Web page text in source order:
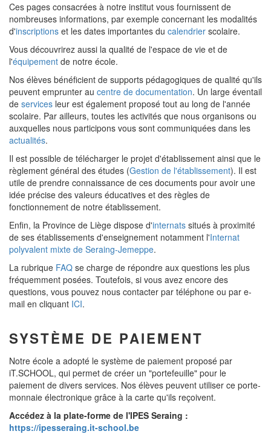
Ces pages consacrées à notre institut vous fournissent de
nombreuses informations, par exemple concernant les modalités
d'inscriptions et les dates importantes du calendrier scolaire.
Vous découvrirez aussi la qualité de l'espace de vie et de
l'équipement de notre école.
Nos élèves bénéficient de supports pédagogiques de qualité qu'ils
peuvent emprunter au centre de documentation. Un large éventail
de services leur est également proposé tout au long de l'année
scolaire. Par ailleurs, toutes les activités que nous organisons ou
auxquelles nous participons vous sont communiquées dans les
actualités.
Il est possible de télécharger le projet d'établissement ainsi que le
règlement général des études (Gestion de l'établissement). Il est
utile de prendre connaissance de ces documents pour avoir une
idée précise des valeurs éducatives et des règles de
fonctionnement de notre établissement.
Enfin, la Province de Liège dispose d'internats situés à proximité
de ses établissements d'enseignement notamment l'Internat
polyvalent mixte de Seraing-Jemeppe.
La rubrique FAQ se charge de répondre aux questions les plus
fréquemment posées. Toutefois, si vous avez encore des
questions, vous pouvez nous contacter par téléphone ou par e-
mail en cliquant ICI.
SYSTÈME DE PAIEMENT
Notre école a adopté le système de paiement proposé par
iT.SCHOOL, qui permet de créer un "portefeuille" pour le
paiement de divers services. Nos élèves peuvent utiliser ce porte-
monnaie électronique grâce à la carte qu'ils reçoivent.
Accédez à la plate-forme de l'IPES Seraing :
https://ipesseraing.it-school.be